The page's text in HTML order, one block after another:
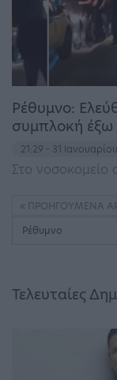
Ρέθυμνο:
συμπλοκή
21:29 - 31
Στο νοσοκομείο
ΠΡΟΗΓΟΎΜΕΝΑ
Τελευταίες